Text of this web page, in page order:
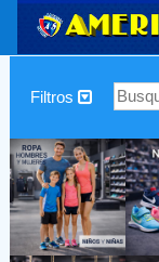
Filtros